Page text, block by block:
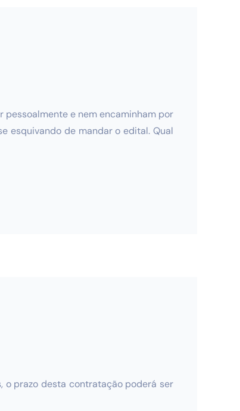
e nem encaminham por
esquivando de mandar o edital. Qual
o prazo desta contratação poderá ser